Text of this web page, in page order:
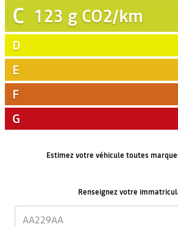
C 123 g CO2/km
D
E
F
G
Estimez votre véhicule toutes
Renseignez votre